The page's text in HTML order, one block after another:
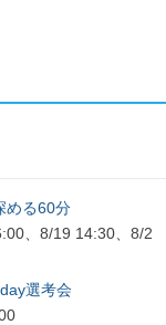
める60分
、8/19 14:30、8/2
選考会